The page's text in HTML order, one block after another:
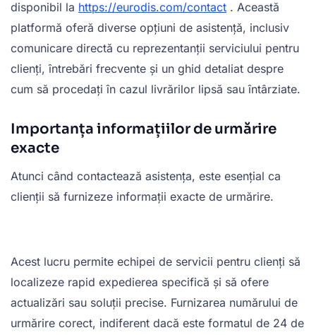
disponibil la https://eurodis.com/contact . Această
platformă oferă diverse opțiuni de asistență, inclusiv
comunicare directă cu reprezentanții serviciului pentru
clienți, întrebări frecvente și un ghid detaliat despre
cum să procedați în cazul livrărilor lipsă sau întârziate.
Importanța informațiilor de urmărire
exacte
Atunci când contactează asistența, este esențial ca
clienții să furnizeze informații exacte de urmărire.
Acest lucru permite echipei de servicii pentru clienți să
localizeze rapid expedierea specifică și să ofere
actualizări sau soluții precise. Furnizarea numărului de
urmărire corect, indiferent dacă este formatul de 24 de